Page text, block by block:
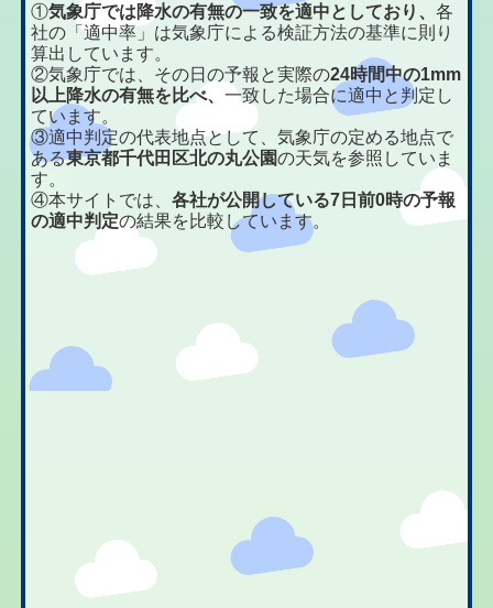
①気象庁では降水の有無の一致を適中としており、各
社の「適中率」は気象庁による検証方法の基準に則り
算出しています。
②気象庁では、その日の予報と実際の24時間中の1mm
以上降水の有無を比べ、一致した場合に適中と判定し
ています。
③適中判定の代表地点として、気象庁の定める地点で
ある東京都千代田区北の丸公園の天気を参照していま
す。
④本サイトでは、各社が公開している7日前0時の予報
の適中判定の結果を比較しています。